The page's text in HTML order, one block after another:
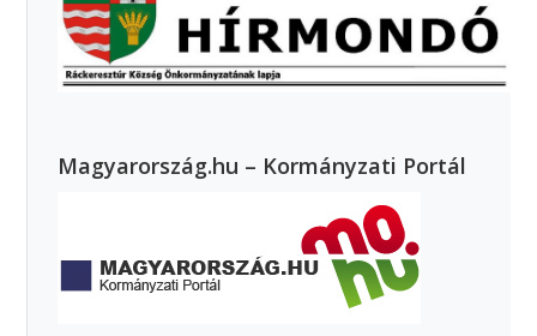
Magyarország.hu – Kormányzati Portál